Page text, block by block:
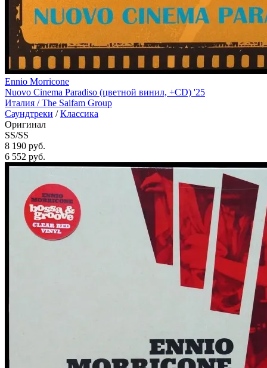
Ennio Morricone
Nuovo Cinema Paradiso (цветной винил, +CD) '25
Италия /The Saifam Group
Саундтреки /Классика
Оригинал
SS/SS
8 190 руб.
6 552 руб.